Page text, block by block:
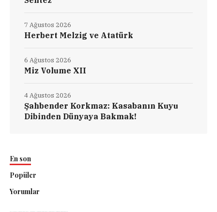
Herbert Melzig ve Atatürk
7 Ağustos 2026
Miz Volume XII
6 Ağustos 2026
Şahbender Korkmaz: Kasabanın Kuyu
Dibinden Dünyaya Bakmak!
4 Ağustos 2026
En son
Popüler
Yorumlar